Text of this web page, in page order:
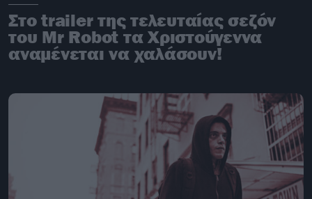
Στο trailer της τελευταίας σεζόν
του Mr Robot τα Χριστούγεννα
αναμένεται να χαλάσουν!